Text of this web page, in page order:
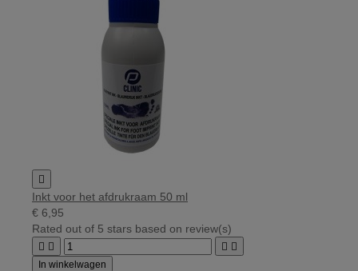

Inkt voor het afdrukraam 50 ml
€ 6,95
Rated out of 5 stars based on review(s)
   
In winkelwagen